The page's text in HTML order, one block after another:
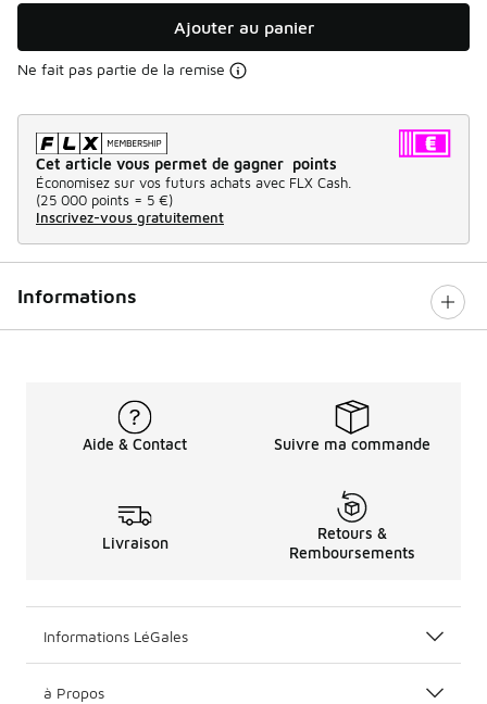
Ajouter au panier
Ne fait pas partie de la remise
Cet article vous permet de gagner points
Économisez sur vos futurs achats avec FLX Cash.
(25 000 points = 5 €)
Inscrivez-vous gratuitement
Informations
Aide & Contact Suivre ma commande
Livraison
Retours &
Remboursements
Informations LéGales
à Propos